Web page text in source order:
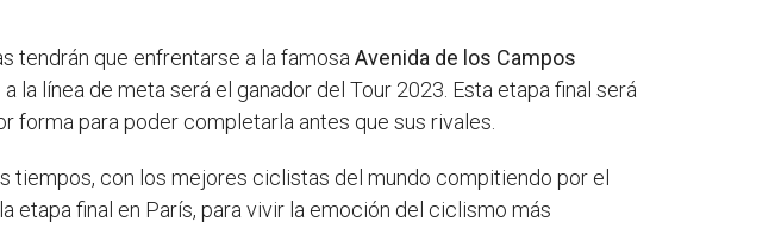
tendrán que enfrentarse a la famosaAvenida de los Campos
la línea de meta será el ganador del Tour 2023. Esta etapa final será
para poder completarla antes que sus rivales.
tiempos, con los mejores ciclistas del mundo compitiendo por el
final en París, para vivir la emoción del ciclismo más